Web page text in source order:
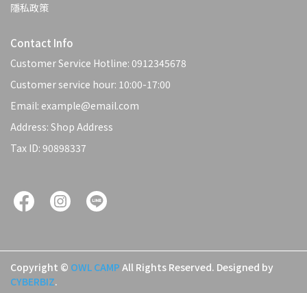
隱私政策
Contact Info
Customer Service Hotline: 0912345678
Customer service hour: 10:00-17:00
Email: example@email.com
Address: Shop Address
Tax ID: 90898337
Copyright © OWL CAMP All Rights Reserved. Designed by
CYBERBIZ.